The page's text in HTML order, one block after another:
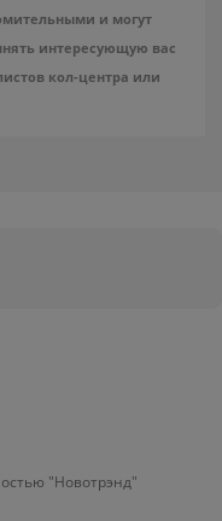
и могут
интересующую вас
кол-центра или
"Новотрэнд"